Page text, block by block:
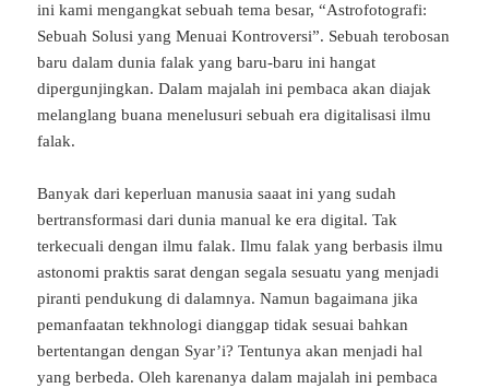
ini kami mengangkat sebuah tema besar, “Astrofotografi:
Sebuah Solusi yang Menuai Kontroversi”. Sebuah terobosan
baru dalam dunia falak yang baru-baru ini hangat
dipergunjingkan. Dalam majalah ini pembaca akan diajak
melanglang buana menelusuri sebuah era digitalisasi ilmu
falak.
Banyak dari keperluan manusia saaat ini yang sudah
bertransformasi dari dunia manual ke era digital. Tak
terkecuali dengan ilmu falak. Ilmu falak yang berbasis ilmu
astonomi praktis sarat dengan segala sesuatu yang menjadi
piranti pendukung di dalamnya. Namun bagaimana jika
pemanfaatan tekhnologi dianggap tidak sesuai bahkan
bertentangan dengan Syar’i? Tentunya akan menjadi hal
yang berbeda. Oleh karenanya dalam majalah ini pembaca